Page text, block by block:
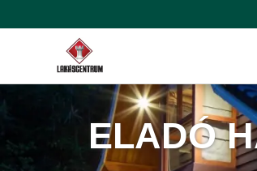
ELADÓ